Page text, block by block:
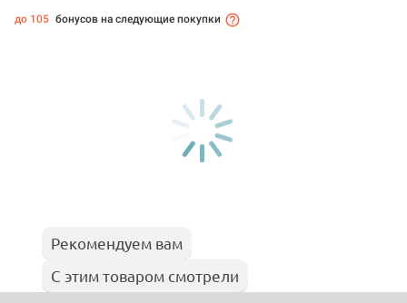
до 105 бонусов на следующие покупки
Рекомендуем вам
С этим товаром смотрели